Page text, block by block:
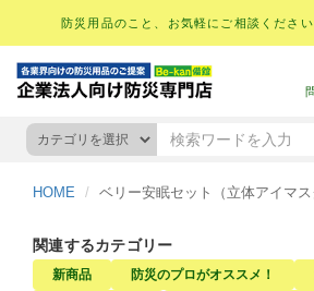
防災用品のこと、お気軽にご相談ください
HOME ベリー安眠セット（立体アイマス
関連するカテゴリー
新商品 防災のプロがオススメ！